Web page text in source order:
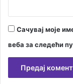
Сачувај моје
веба за следећи